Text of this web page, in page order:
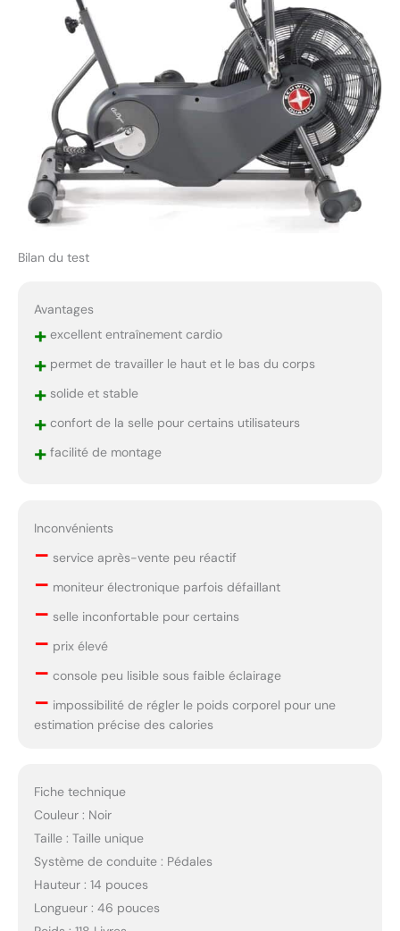
Bilan du test
Avantages
+excellent entraînement cardio
+permet de travailler le haut et le bas du corps
+solide et stable
+confort de la selle pour certains utilisateurs
+facilité de montage
Inconvénients
– service après-vente peu réactif
– moniteur électronique parfois défaillant
– selle inconfortable pour certains
– prix élevé
– console peu lisible sous faible éclairage
– impossibilité de régler le poids corporel pour une
estimation précise des calories
Fiche technique
Couleur : Noir
Taille : Taille unique
Système de conduite : Pédales
Hauteur : 14 pouces
Longueur : 46 pouces